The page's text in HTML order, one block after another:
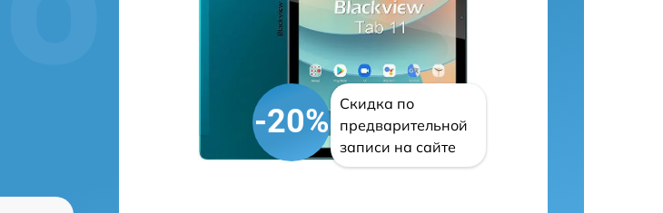
-20%
Скидка по
предварительной
записи на сайте